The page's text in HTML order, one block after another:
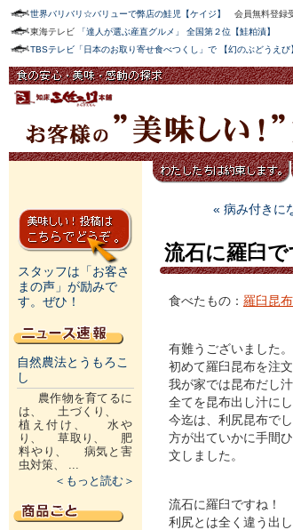
世界バリバリ☆バリューで弊店の鮭児【ケイジ】
会員無料登録
東海テレビ
「達人が選ぶ産直グルメ」 全国第２位【鮭粕漬】
TBSテレビ「日本のお取り寄せ食べつくし」で 【幻のぶどうえび
« 病み付きに
流石に羅臼で
食べたもの： 羅臼昆布
有難うございました。
初めて羅臼昆布を注文
我が家では昆布だし
全てを昆布出し汁にし
今迄は、利尻昆布で
方が出ていかに手間
文しました。
流石に羅臼ですね！
利尻とは全く違う出し
スタッフは「お客さ
まの声」が励みで
す。ぜひ！
自然農法とうもろこ
し
農作物を育てるに
は、 土づくり、
植え付け、 水や
り、 草取り、 肥
料やり、 病気と害
虫対策、 ...
＜もっと読む＞